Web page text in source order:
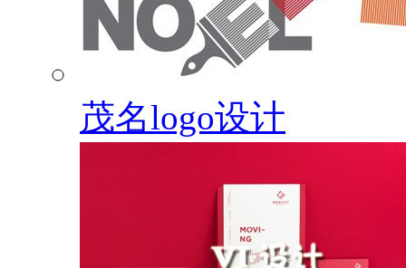
茂名logo设计